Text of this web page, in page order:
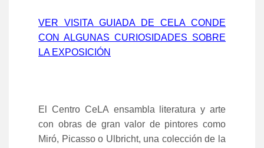
VER VISITA GUIADA DE CELA CONDE
CON ALGUNAS CURIOSIDADES SOBRE
LA EXPOSICIÓN
El Centro CeLA ensambla literatura y arte
con obras de gran valor de pintores como
Miró, Picasso o Ulbricht, una colección de la